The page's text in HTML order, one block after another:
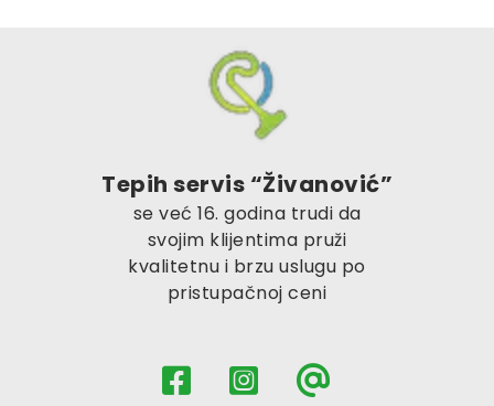
Tepih servis “Živanović”
se već 16. godina trudi da
svojim klijentima pruži
kvalitetnu i brzu uslugu po
pristupačnoj ceni